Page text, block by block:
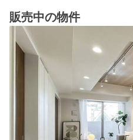
販売中の物件